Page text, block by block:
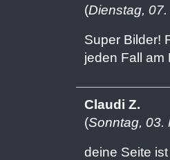
(Dienstag,
Super Bilder!
jeden Fall am
Claudi Z.
(Sonntag, 03.
deine Seite